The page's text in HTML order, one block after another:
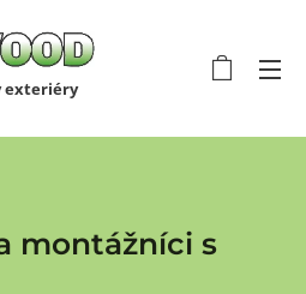
exteriéry
montážníci s